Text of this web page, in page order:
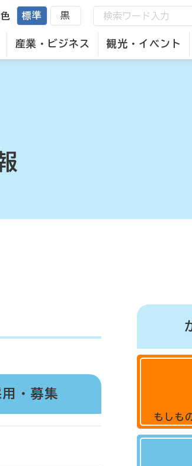
産業・ビジネス 観光・イベント
標準 黒
用・募集
もしも